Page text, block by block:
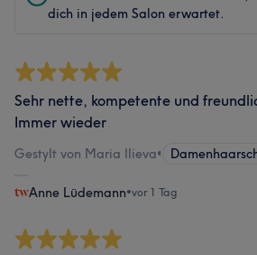
dich in jedem Salon erwartet.
Sehr nette, kompetente und
Immer wieder
Gestylt von Maria Ilieva•
Anne Lüdemann•vor 1 Tag